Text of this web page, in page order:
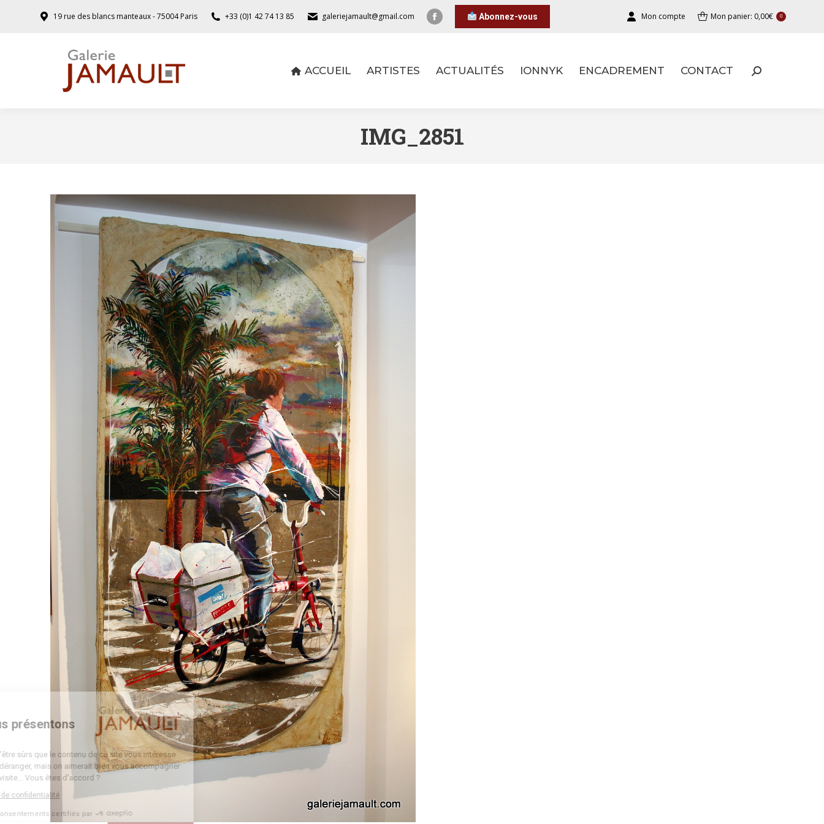
Nous vous présentons
On a attendu d'être sûrs que le contenu de ce site vous intéresse
avant de vous déranger, mais on aimerait bien vous accompagner
pendant votre visite... Vous êtes d'accord ?
Lire la politique de confidentialité
Consentements certifiés par
19 rue des blancs manteaux - 75004 Paris +33 (0)1 42 74 13 85 galeriejamault@gmail.com Abonnez-vous Mon compte Mon panier: 0,00€ 0
ACCUEIL ARTISTES ACTUALITÉS IONNYK ENCADREMENT CONTACT
IMG_2851